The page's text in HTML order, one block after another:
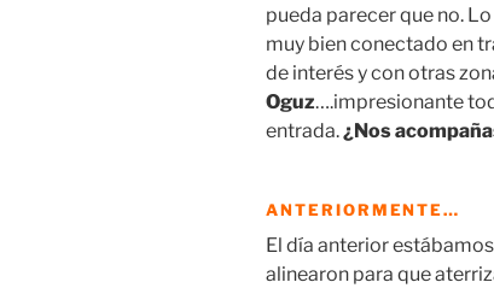
pueda parecer que no.
muy bien conectado en
de interés y con otras
Oguz….impresionante
entrada.¿Nos
ANTERIORMENTE…
El día anterior estábamos
alinearon para que